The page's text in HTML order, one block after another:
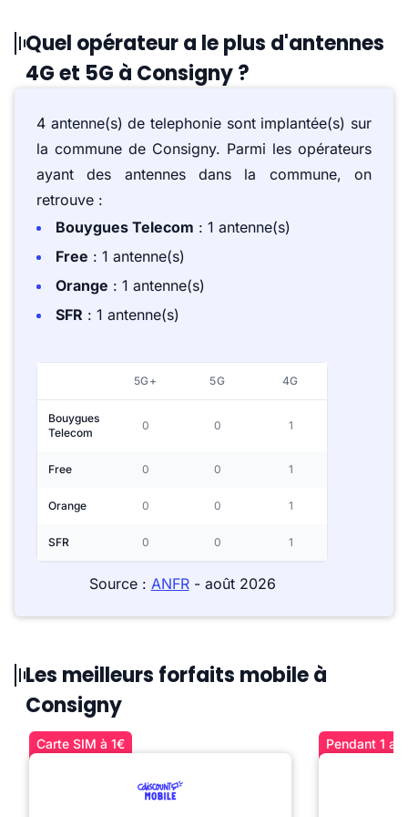
Quel opérateur a le plus d'antennes
4G et 5G à Consigny ?
4 antenne(s) de telephonie sont implantée(s) sur
la commune de Consigny. Parmi les opérateurs
ayant des antennes dans la commune, on
retrouve :
Bouygues Telecom : 1 antenne(s)
Free : 1 antenne(s)
Orange : 1 antenne(s)
SFR : 1 antenne(s)
5G+ 5G 4G
Bouygues
Telecom
0 0 1
Free 0 0 1
Orange 0 0 1
SFR 0 0 1
Source : ANFR- août 2026
Les meilleurs forfaits mobile à
Consigny
Carte SIM à 1€ Pendant 1